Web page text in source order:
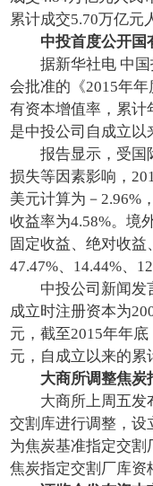
累计成交5.70万亿元
中投首度公开国
据新华社电 中
会批准的《2015年
有资本增值率，累计
是中投公司自成立以
报告显示，受国
损失等因素影响，
美元计算为－2.96%
收益率为4.58%。境
固定收益、绝对收
47.47%、14.44%、
中投公司新闻发
成立时注册资本为
元，截至2015年年
元，自成立以来的累
大商所调整焦炭
大商所上周五发
交割库进行调整，设
为焦炭基准指定交割
焦炭指定交割厂库资